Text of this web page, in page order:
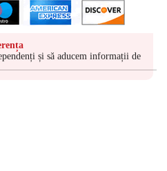
și să aducem informații de